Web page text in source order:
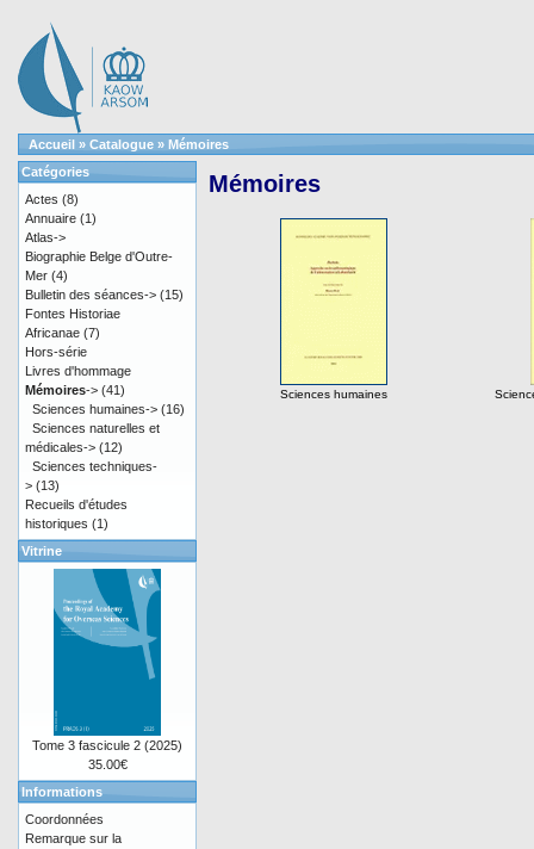
Accueil » Catalogue » Mémoires
Mémoires
Sciences humaines
Catégories
Actes (8)
Annuaire (1)
Atlas->
Biographie Belge d'Outre-
Mer (4)
Bulletin des séances-> (15)
Fontes Historiae
Africanae (7)
Hors-série
Livres d'hommage
Mémoires-> (41)
Sciences humaines-> (16)
Sciences naturelles et
médicales-> (12)
Sciences techniques-
> (13)
Recueils d'études
historiques (1)
Vitrine
Tome 3 fascicule 2 (2025)
35.00€
Informations
Coordonnées
Remarque sur la